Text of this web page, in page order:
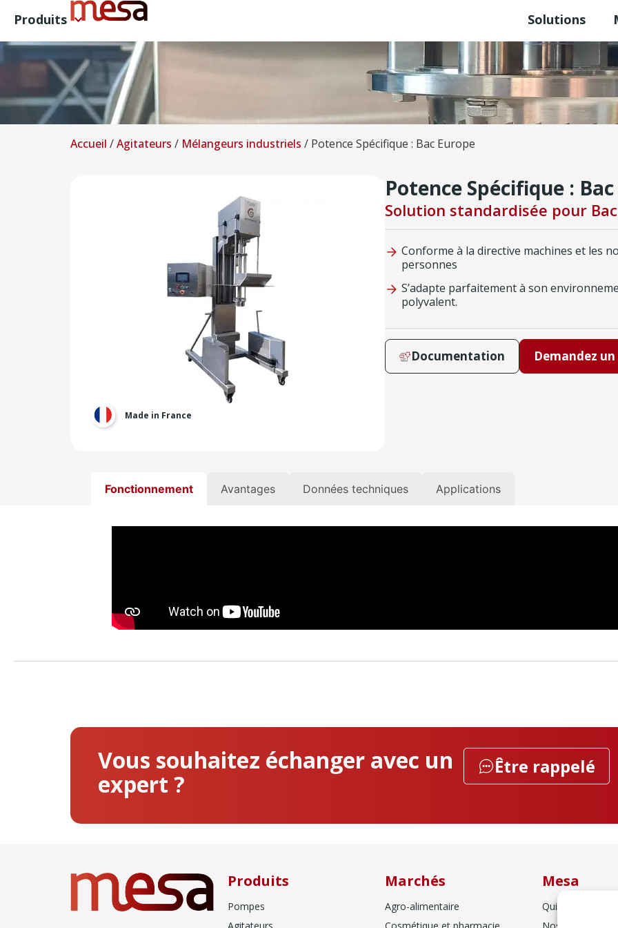
Produits Solutions
Accueil /Agitateurs / Mélangeurs industriels / Potence Spécifique : Bac Europe
Made in France
Potence Spécifique :
Solution standardisée pour
Conforme à la directive machines et les
personnes
S’adapte parfaitement à son
polyvalent.
Documentation Demandez
Fonctionnement Avantages Données techniques Applications
Vous souhaitez échanger avec un
expert ?
Être rappelé
Produits
Pompes
Marchés
Agro-alimentaire
Mesa
Qui sommes-nous